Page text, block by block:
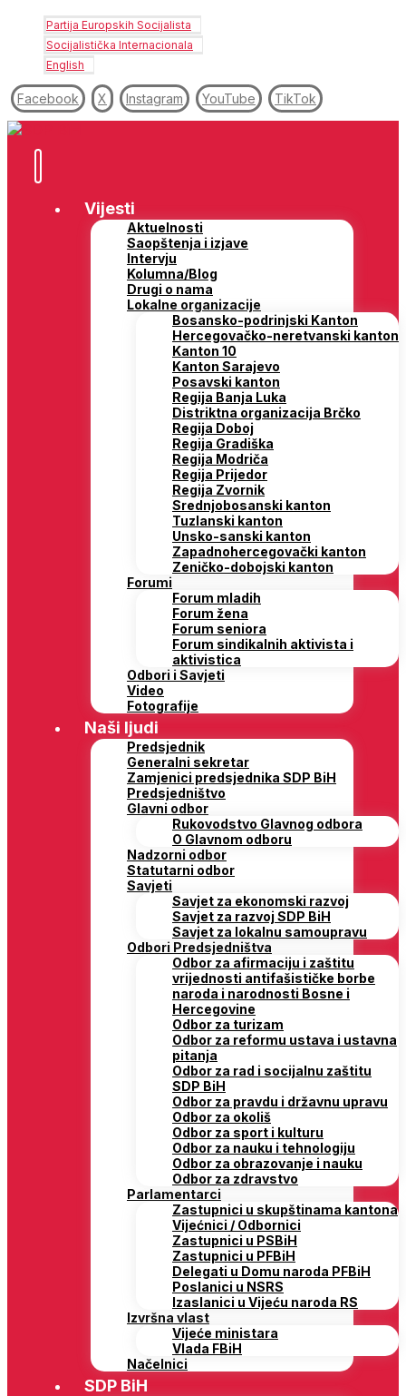
Partija Europskih Socijalista
Socijalistička Internacionala
English
Facebook X Instagram YouTube TikTok
Vijesti
Aktuelnosti
Saopštenja i izjave
Intervju
Kolumna/Blog
Drugi o nama
Lokalne organizacije
Bosansko-podrinjski Kanton
Hercegovačko-neretvanski kanton
Kanton 10
Kanton Sarajevo
Posavski kanton
Regija Banja Luka
Distriktna organizacija Brčko
Regija Doboj
Regija Gradiška
Regija Modriča
Regija Prijedor
Regija Zvornik
Srednjobosanski kanton
Tuzlanski kanton
Unsko-sanski kanton
Zapadnohercegovački kanton
Zeničko-dobojski kanton
Forumi
Forum mladih
Forum žena
Forum seniora
Forum sindikalnih aktivista i
aktivistica
Odbori i Savjeti
Video
Fotografije
Naši ljudi
Predsjednik
Generalni sekretar
Zamjenici predsjednika SDP BiH
Predsjedništvo
Glavni odbor
Rukovodstvo Glavnog odbora
O Glavnom odboru
Nadzorni odbor
Statutarni odbor
Savjeti
Savjet za ekonomski razvoj
Savjet za razvoj SDP BiH
Savjet za lokalnu samoupravu
Odbori Predsjedništva
Odbor za afirmaciju i zaštitu
vrijednosti antifašističke borbe
naroda i narodnosti Bosne i
Hercegovine
Odbor za turizam
Odbor za reformu ustava i ustavna
pitanja
Odbor za rad i socijalnu zaštitu
SDP BiH
Odbor za pravdu i državnu upravu
Odbor za okoliš
Odbor za sport i kulturu
Odbor za nauku i tehnologiju
Odbor za obrazovanje i nauku
Odbor za zdravstvo
Parlamentarci
Zastupnici u skupštinama kantona
Vijećnici / Odbornici
Zastupnici u PSBiH
Zastupnici u PFBiH
Delegati u Domu naroda PFBiH
Poslanici u NSRS
Izaslanici u Vijeću naroda RS
Izvršna vlast
Vijeće ministara
Vlada FBiH
Načelnici
SDP BiH